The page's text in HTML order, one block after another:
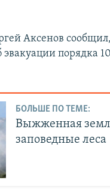
Аксенов
порядка
БОЛЬШЕ ПО ТЕМЕ:
Выжженная
заповедные леса